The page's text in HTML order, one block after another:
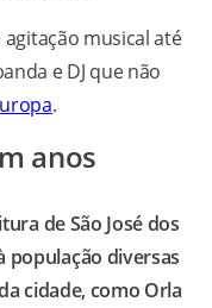
musical até
e DJ que não
.
anos
de São José dos
população diversas
cidade, como Orla